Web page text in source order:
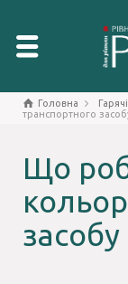
Головна
транспортного
Що
засобу